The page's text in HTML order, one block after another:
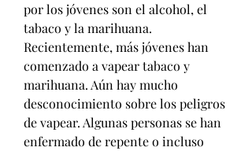
por los jóvenes son el alcohol, el
tabaco y la marihuana.
Recientemente, más jóvenes han
comenzado a vapear tabaco y
marihuana. Aún hay mucho
desconocimiento sobre los peligros
de vapear. Algunas personas se han
enfermado de repente o incluso